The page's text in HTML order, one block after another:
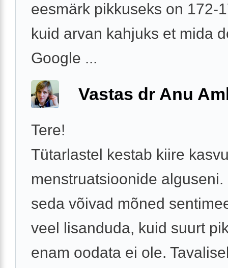
eesmärk pikkuseks on 172-
kuid arvan kahjuks et mida
Google ...
Vastas dr Anu
Tere!
Tütarlastel kestab kiire
menstruatsioonide alguseni.
seda võivad mõned
veel lisanduda, kuid suurt
enam oodata ei ole.